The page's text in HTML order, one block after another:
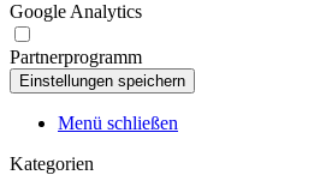
Google Analytics
Partnerprogramm
Menü schließen
Kategorien